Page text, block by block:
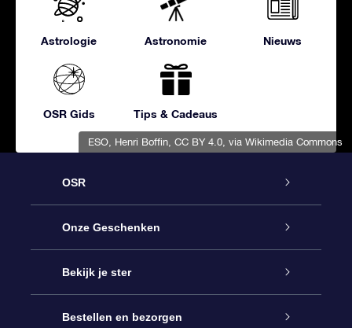
ESO, Henri Boffin CC BY 4.0 , via Wikimedia Commons
Astrologie Astronomie Nieuws
OSR Gids Tips & Cadeaus
OSR
Service
Contact
Blog
Onze Geschenken
Online Star Gift
OSR Cadeaupakket
Bekijk je ster
Sterrenregister
Bestellen en bezorgen